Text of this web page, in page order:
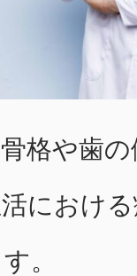
格や歯
におけ
。